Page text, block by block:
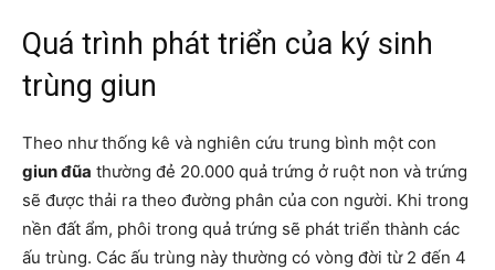
Quá trình phát triển của ký sinh
trùng giun
Theo như thống kê và nghiên cứu trung bình một con
giun đũa thường đẻ 20.000 quả trứng ở ruột non và trứng
sẽ được thải ra theo đường phân của con người. Khi trong
nền đất ẩm, phôi trong quả trứng sẽ phát triển thành các
ấu trùng. Các ấu trùng này thường có vòng đời từ 2 đến 4